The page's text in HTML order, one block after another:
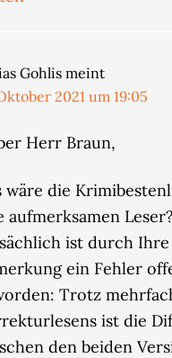
Gohlis meint
2021 um 19:05
Herr Braun,
wäre die
aufmerksamen Leser?
ist durch Ihre
ein Fehler
Trotz
ist die
den beiden